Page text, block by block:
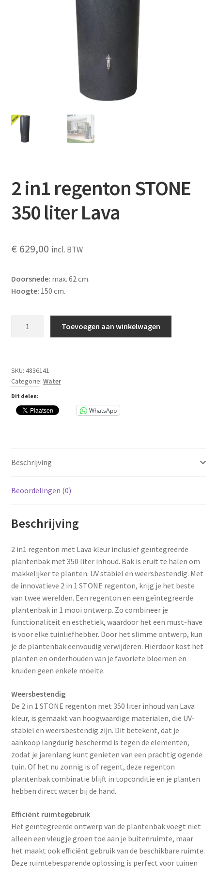
2 in1 regenton STONE
350 liter Lava
€ 629,00 incl. BTW
Doorsnede: max. 62 cm.
Hoogte: 150 cm.
350
liter
Lava
aantal
Toevoegen aan winkelwagen
SKU: 4836141
Categorie: Water
Dit delen:
WhatsApp
Beschrijving
Beoordelingen (0)
Beschrijving
2 in1 regenton met Lava kleur inclusief geïntegreerde
plantenbak met 350 liter inhoud. Bak is eruit te halen om
makkelijker te planten. UV stabiel en weersbestendig. Met
de innovatieve 2 in 1 STONE regenton, krijg je het beste
van twee werelden. Een regenton en een geïntegreerde
plantenbak in 1 mooi ontwerp. Zo combineer je
functionaliteit en esthetiek, waardoor het een must-have
is voor elke tuinliefhebber. Door het slimme ontwerp, kun
je de plantenbak eenvoudig verwijderen. Hierdoor kost het
planten en onderhouden van je favoriete bloemen en
kruiden geen enkele moeite.
Weersbestendig
De 2 in 1 STONE regenton met 350 liter inhoud van Lava
kleur, is gemaakt van hoogwaardige materialen, die UV-
stabiel en weersbestendig zijn. Dit betekent, dat je
aankoop langdurig beschermd is tegen de elementen,
zodat je jarenlang kunt genieten van een prachtig ogende
tuin. Of het nu zonnig is of regent, deze regenton
plantenbak combinatie blijft in topconditie en je planten
hebben direct water bij de hand.
Efficiënt ruimtegebruik
Het geïntegreerde ontwerp van de plantenbak voegt niet
alleen een vleugje groen toe aan je buitenruimte, maar
het maakt ook efficiënt gebruik van de beschikbare ruimte.
Deze ruimtebesparende oplossing is perfect voor tuinen